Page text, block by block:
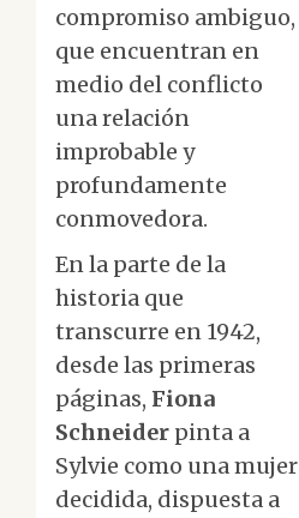
compromiso ambiguo,
que encuentran en
medio del conflicto
una relación
improbable y
profundamente
conmovedora.
En la parte de la
historia que
transcurre en 1942,
desde las primeras
páginas, Fiona
Schneider pinta a
Sylvie como una mujer
decidida, dispuesta a